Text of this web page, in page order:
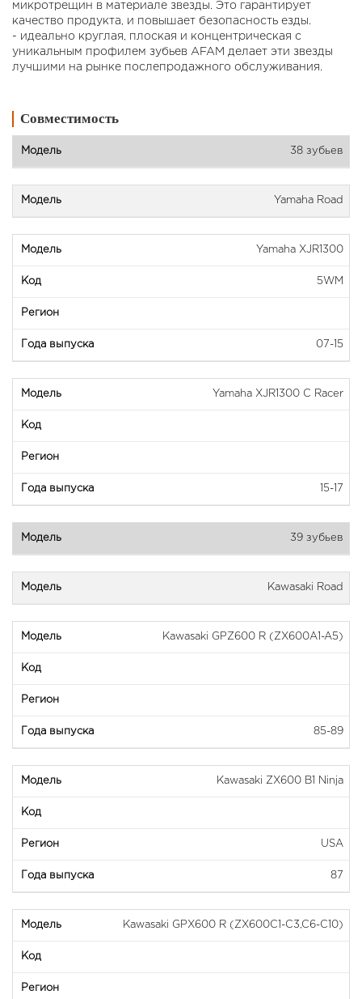
микротрещин в материале звезды. Это гарантирует
качество продукта, и повышает безопасность езды.
- идеально круглая, плоская и концентрическая с
уникальным профилем зубьев AFAM делает эти звезды
лучшими на рынке послепродажного обслуживания.
Совместимость
38 зубьев
Yamaha Road
Yamaha XJR1300
5WM
07-15
Yamaha XJR1300 C Racer
15-17
39 зубьев
Kawasaki Road
Kawasaki GPZ600 R (ZX600A1-A5)
85-89
Kawasaki ZX600 B1 Ninja
USA
87
Kawasaki GPX600 R (ZX600C1-C3,C6-C10)